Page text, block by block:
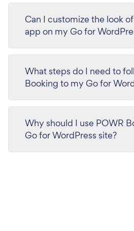
Can I customize the look
app on my Go for
What steps do I need to
Booking to my Go for
Why should I use POWR
Go for WordPress site?